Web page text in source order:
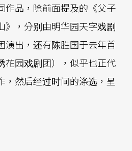
作品，除前面提及的《父子
》，分别由明华园天字戏剧
演出，还有陈胜国于去年首
花园戏剧团），似乎也正代
，然后经过时间的涤选，呈